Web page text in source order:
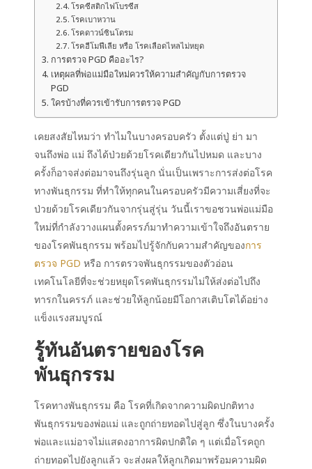
โรคซีสติกไฟโบรซีส
โรคเบาหวาน
โรคดาวน์ซินโดรม
โรคฮีโมฟีเลีย หรือ โรคเลือดไหลไม่หยุด
การตรวจ PGD คืออะไร?
เหตุผลที่พ่อแม่มือใหม่ควรให้ความสำคัญกับการตรวจ
PGD
ใครบ้างที่ควรเข้ารับการตรวจ PGD
เคยสงสัยไหมว่า ทำไมในบางครอบครัว ตั้งแต่ปู่ ย่า มา
จนถึงพ่อ แม่ ถึงได้ป่วยด้วยโรคเดียวกันไปหมด และบาง
ครั้งก็อาจส่งต่อมาจนถึงรุ่นลูก นั่นเป็นเพราะการส่งต่อโรค
ทางพันธุกรรม ที่ทำให้ทุกคนในครอบครัวมีความเสี่ยงที่จะ
ป่วยด้วยโรคเดียวกันจากรุ่นสู่รุ่น วันนี้เราขอชวนพ่อแม่มือ
ใหม่ที่กำลังวางแผนตั้งครรภ์มาทำความเข้าใจถึงอันตราย
ของโรคพันธุกรรม พร้อมไปรู้จักกับความสำคัญของการ
ตรวจ PGD หรือ การตรวจพันธุกรรมของตัวอ่อน
เทคโนโลยีที่จะช่วยหยุดโรคพันธุกรรมไม่ให้ส่งต่อไปถึง
ทารกในครรภ์ และช่วยให้ลูกน้อยมีโอกาสเติบโตได้อย่าง
แข็งแรงสมบูรณ์
รู้ทันอันตรายของโรค
พันธุกรรม
โรคทางพันธุกรรม คือ โรคที่เกิดจากความผิดปกติทาง
พันธุกรรมของพ่อแม่ และถูกถ่ายทอดไปสู่ลูก ซึ่งในบางครั้ง
พ่อและแม่อาจไม่แสดงอาการผิดปกติใด ๆ แต่เมื่อโรคถูก
ถ่ายทอดไปยังลูกแล้ว จะส่งผลให้ลูกเกิดมาพร้อมความผิด